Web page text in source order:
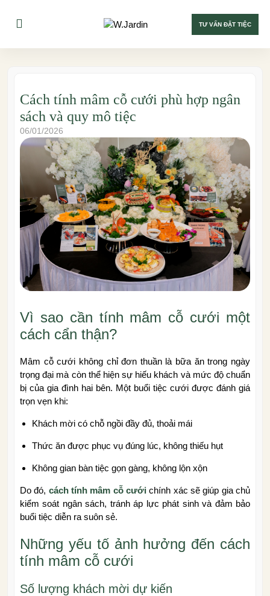
TƯ VẤN ĐẶT TIỆC
Cách tính mâm cỗ cưới phù hợp ngân
sách và quy mô tiệc
06/01/2026
Vì sao cần tính mâm cỗ cưới một
cách cẩn thận?
Mâm cỗ cưới không chỉ đơn thuần là bữa ăn trong ngày
trọng đại mà còn thể hiện sự hiếu khách và mức độ chuẩn
bị của gia đình hai bên. Một buổi tiệc cưới được đánh giá
trọn vẹn khi:
Khách mời có chỗ ngồi đầy đủ, thoải mái
Thức ăn được phục vụ đúng lúc, không thiếu hụt
Không gian bàn tiệc gọn gàng, không lộn xộn
Do đó, cách tính mâm cỗ cưới chính xác sẽ giúp gia chủ
kiểm soát ngân sách, tránh áp lực phát sinh và đảm bảo
buổi tiệc diễn ra suôn sẻ.
Những yếu tố ảnh hưởng đến cách
tính mâm cỗ cưới
Số lượng khách mời dự kiến